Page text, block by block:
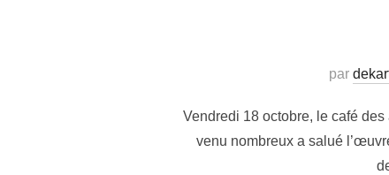
par
Vendredi 18 octobre, le café
venu nombreux a salué